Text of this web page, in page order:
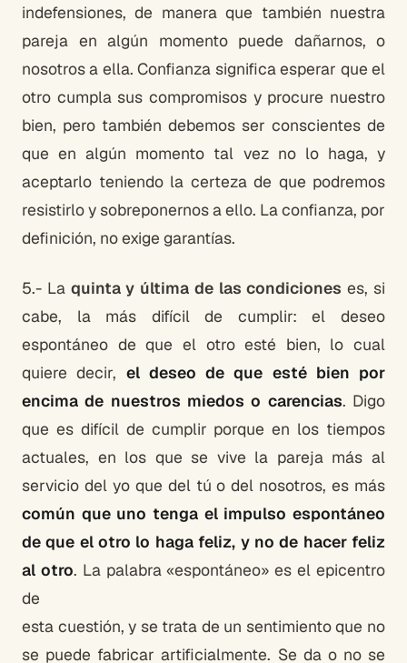
indefensiones, de manera que también nuestra
pareja en algún momento puede dañarnos, o
nosotros a ella. Confianza significa esperar que el
otro cumpla sus compromisos y procure nuestro
bien, pero también debemos ser conscientes de
que en algún momento tal vez no lo haga, y
aceptarlo teniendo la certeza de que podremos
resistirlo y sobreponernos a ello. La confianza, por
definición, no exige garantías.
5.- La quinta y última de las condiciones es, si
cabe, la más difícil de cumplir: el deseo
espontáneo de que el otro esté bien, lo cual
quiere decir, el deseo de que esté bien por
encima de nuestros miedos o carencias. Digo
que es difícil de cumplir porque en los tiempos
actuales, en los que se vive la pareja más al
servicio del yo que del tú o del nosotros, es más
común que uno tenga el impulso espontáneo
de que el otro lo haga feliz, y no de hacer feliz
al otro. La palabra «espontáneo» es el epicentro
de
esta cuestión, y se trata de un sentimiento que no
se puede fabricar artificialmente. Se da o no se